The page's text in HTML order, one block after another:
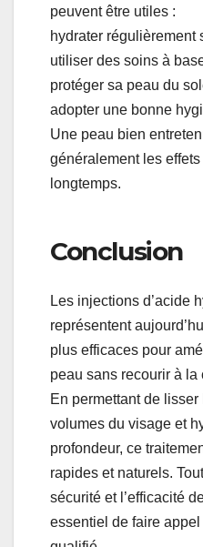
peuvent être utiles :
hydrater régulièrement
utiliser des soins à
protéger sa peau du
adopter une bonne
Une peau bien
généralement les
longtemps.
Conclusion
Les injections d’acide
représentent
plus efficaces pour
peau sans recourir à
En permettant de
volumes du visage et
profondeur, ce
rapides et naturels.
sécurité et l’efficacité
essentiel de faire